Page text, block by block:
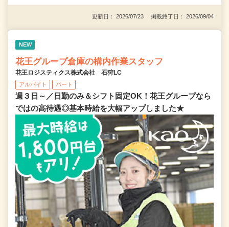
更新日： 2026/07/23 掲載終了日： 2026/09/04
NEW
花王グループ倉庫の構内作業スタッフ
花王ロジスティクス株式会社 石狩LC
アルバイト パート
週３日～／日勤のみ＆シフト固定OK！花王グループなら
ではの高待遇◎基本時給を大幅アップしました★